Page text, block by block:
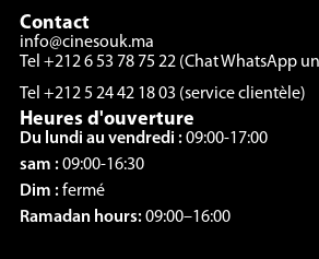
Contact
info@cinesouk.ma
Tel +212 6 53 78 75 22 (Chat WhatsApp
Tel +212 5 24 42 18 03 (service clientèle)
Heures d'ouverture
Du lundi au vendredi :09:00-17:00
sam :09:00-16:30
Dim :fermé
Ramadan hours:09:00–16:00